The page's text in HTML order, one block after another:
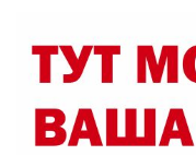
19:29
30 лип
«Все
26-річного
20:06
Паливо по